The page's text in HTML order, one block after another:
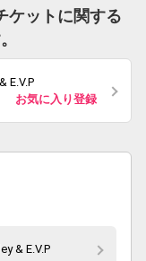
ケットに関する
E.V.P
お気に入り登録
& E.V.P